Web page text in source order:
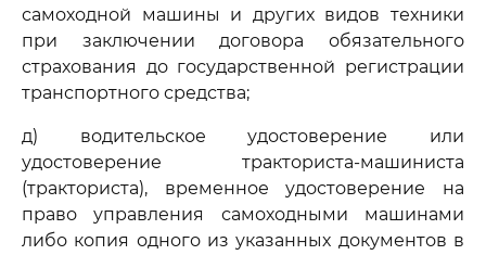
самоходной машины и других видов техники
при заключении договора обязательного
страхования до государственной регистрации
транспортного средства;
д) водительское удостоверение или
удостоверение тракториста-машиниста
(тракториста), временное удостоверение на
право управления самоходными машинами
либо копия одного из указанных документов в